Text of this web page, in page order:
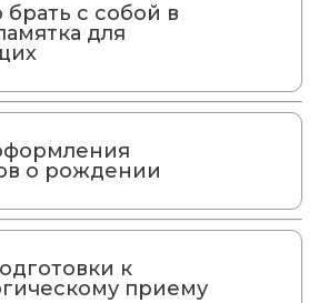
с собой в
для
о рождении
к
приему